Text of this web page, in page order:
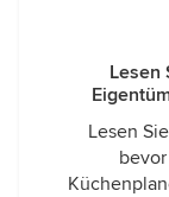
Lesen
Lesen